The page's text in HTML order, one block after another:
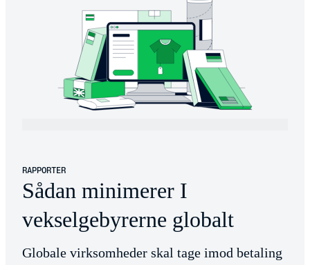
RAPPORTER
Sådan minimerer I
vekselgebyrerne globalt
Globale virksomheder skal tage imod betaling